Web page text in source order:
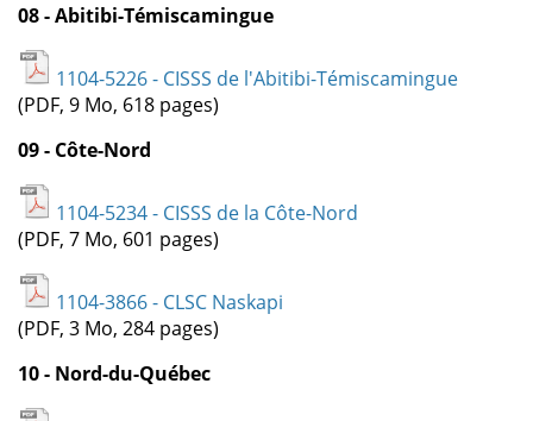
08 - Abitibi-Témiscamingue
1104-5226 - CISSS de l'Abitibi-Témiscamingue
(PDF, 9 Mo, 618 pages)
09 - Côte-Nord
1104-5234 - CISSS de la Côte-Nord
(PDF, 7 Mo, 601 pages)
1104-3866 - CLSC Naskapi
(PDF, 3 Mo, 284 pages)
10 - Nord-du-Québec